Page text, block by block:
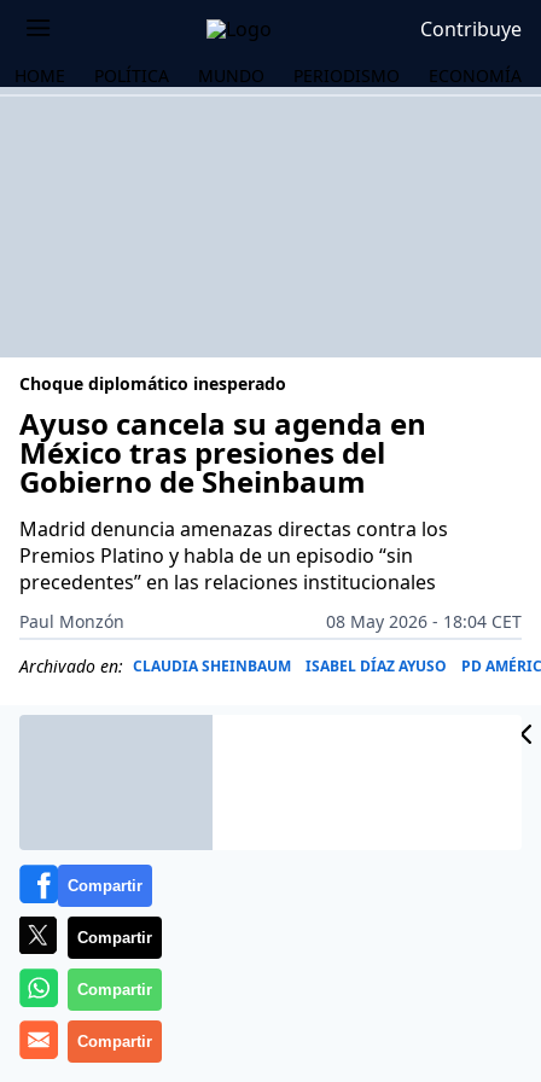
Contribuye
HOME POLÍTICA MUNDO PERIODISMO ECONOMÍA
Choque diplomático inesperado
Ayuso cancela su agenda en
México tras presiones del
Gobierno de Sheinbaum
Madrid denuncia amenazas directas contra los
Premios Platino y habla de un episodio “sin
precedentes” en las relaciones institucionales
Paul Monzón
08 May 2026 - 18:04 CET
Archivado en: CLAUDIA SHEINBAUM ISABEL DÍAZ AYUSO PD
Más información
Compartir
Compartir
Compartir
Compartir